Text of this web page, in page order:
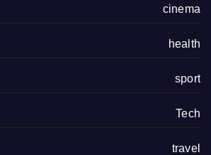
cinema
health
sport
Tech
travel